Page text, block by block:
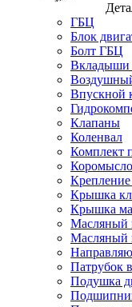
ГБЦ
Блок
Болт ГБЦ
Вкладыши
Впускной
Клапаны
Коленвал
Комплект
Коромысло
Крепление
Крышка
Крышка
Масляный
Масляный
Патрубок
Подушка